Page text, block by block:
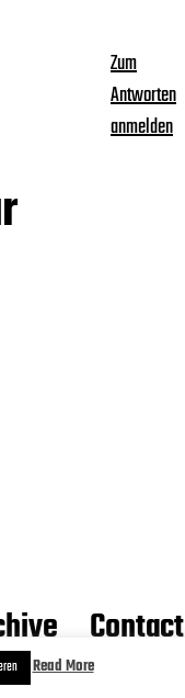
Zum
Antworten
anmelden
Contact
Read More